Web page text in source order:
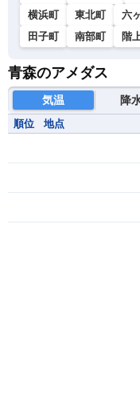
横浜町
東北町 六
田子町
南部町 階
青森のアメダス
気温 降
順位 地点